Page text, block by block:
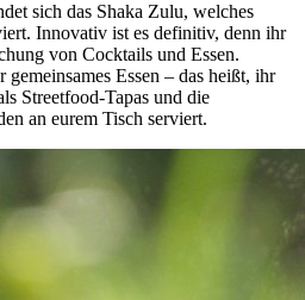
sich das Shaka Zulu, welches
Innovativ ist es definitiv, denn ihr
von Cocktails und Essen.
Essen – das heißt, ihr
Streetfood-Tapas und die
an eurem Tisch serviert.